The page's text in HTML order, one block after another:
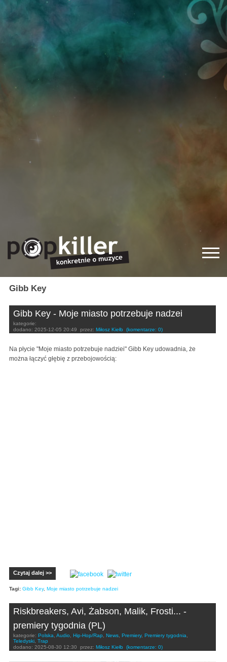
Gibb Key
Gibb Key - Moje miasto potrzebuje nadzei
kategorie:
dodano: 2025-12-05 20:49 przez: Miłosz Kiełb (komentarze: 0)
Na płycie "Moje miasto potrzebuje nadziei" Gibb Key udowadnia, że
można łączyć głębię z przebojowością:
Czytaj dalej >>
Tagi: Gibb Key, Moje miasto potrzebuje nadzei
Riskbreakers, Avi, Żabson, Malik, Frosti... -
premiery tygodnia (PL)
kategorie: Polska, Audio, Hip-Hop/Rap, News, Premiery, Premiery tygodnia,
Teledyski, Trap
dodano: 2025-08-30 12:30 przez: Miłosz Kiełb (komentarze: 0)